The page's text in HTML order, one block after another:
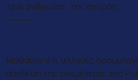
λένε άνθρωποι της αγοράς.
———–
Μαθαίνω ότι αλλαγές
σύνθεση της ολομέλειας της